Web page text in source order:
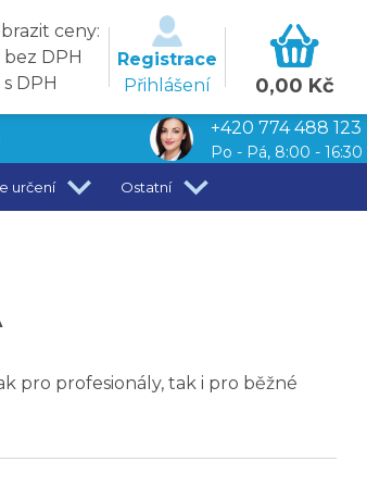
ceny:
bez DPH
s DPH
Registrace
Přihlášení
0,00 Kč
+420 774 488 123
Po - Pá, 8:00 - 16:30
určení Ostatní
pro profesionály, tak i pro běžné